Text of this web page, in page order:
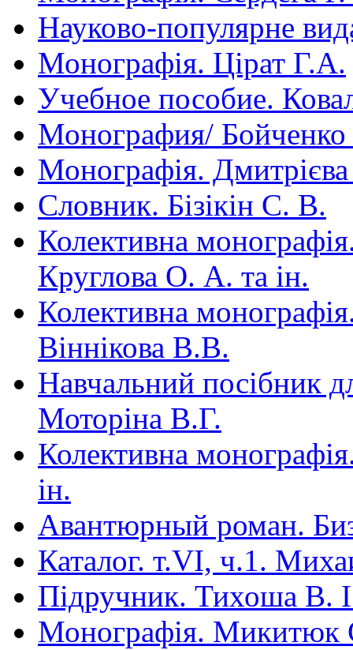
Науково-популярне
Монографія. Цірат Г.А.
Учебное пособие.
Монография/
Монографія.
Словник. Бізікін С. В.
Колективна
Круглова О. А. та ін.
Колективна
Віннікова В.В.
Навчальний посібник
Моторіна В.Г.
Колективна
ін.
Авантюрный роман.
Каталог. т.VI, ч.1.
Під­ручник. Тихоша В.
Монографія. Микитюк